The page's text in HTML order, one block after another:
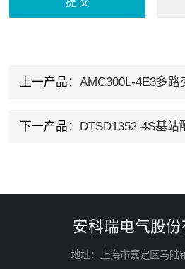
上一产品： AMC300L-4E3多
下一产品： DTSD1352-4S基站配
安科瑞电气股份
地址：上海市嘉定区马陆